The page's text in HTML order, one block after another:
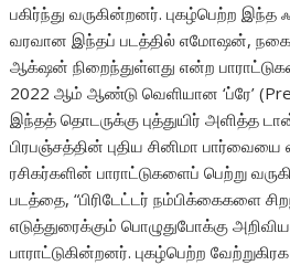
பகிர்ந்து வருகின்றனர். புகழ்பெற்ற
வரவான இந்தப் படத்தில் எமோஷன்,
ஆக்‌ஷன் நிறைந்துள்ளது என்ற
2022 ஆம் ஆண்டு வெளியான ‘ப்ரே’
இந்தத் தொடருக்கு புத்துயிர் அளித்த
பிரபஞ்சத்தின் புதிய சினிமா
ரசிகர்களின் பாராட்டுகளைப் பெற்று
படத்தை, “பிரிடேட்டர் நம்பிக்கைகளை
எடுத்துரைக்கும் பொழுதுபோக்கு
பாராட்டுகின்றனர். புகழ்பெற்ற